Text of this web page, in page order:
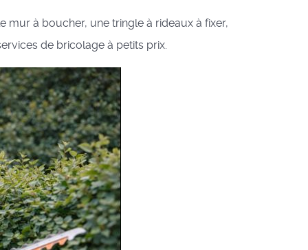
mur à boucher, une tringle à rideaux à fixer,
de bricolage à petits prix.